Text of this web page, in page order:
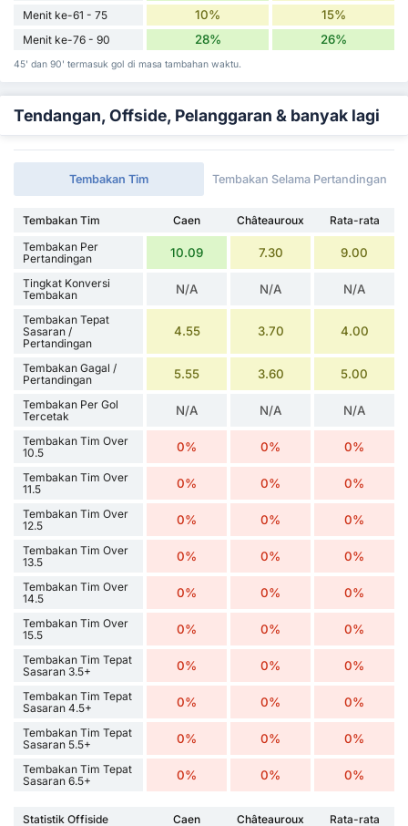
Menit ke-61 - 75 10% 15%
Menit ke-76 - 90 28% 26%
45' dan 90' termasuk gol di masa tambahan waktu.
Tendangan, Offside, Pelanggaran & banyak lagi
Tembakan Tim Tembakan Selama Pertandingan
Tembakan Tim Caen Châteauroux
Rata-rata
Tembakan Per
Pertandingan
10.09 7.30 9.00
Tingkat Konversi
Tembakan
N/A N/A N/A
Tembakan Tepat
Sasaran /
Pertandingan
4.55 3.70 4.00
Tembakan Gagal /
Pertandingan
5.55 3.60 5.00
Tembakan Per Gol
Tercetak
N/A N/A N/A
Tembakan Tim Over
10.5
0% 0% 0%
Tembakan Tim Over
11.5
0% 0% 0%
Tembakan Tim Over
12.5
0% 0% 0%
Tembakan Tim Over
13.5
0% 0% 0%
Tembakan Tim Over
14.5
0% 0% 0%
Tembakan Tim Over
15.5
0% 0% 0%
Tembakan Tim Tepat
Sasaran 3.5+
0% 0% 0%
Tembakan Tim Tepat
Sasaran 4.5+
0% 0% 0%
Tembakan Tim Tepat
Sasaran 5.5+
0% 0% 0%
Tembakan Tim Tepat
Sasaran 6.5+
0% 0% 0%
Statistik Offiside Caen Châteauroux Rata-rata